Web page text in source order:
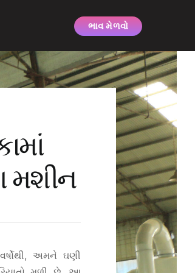
ભાવ મેળવો
મશીન
અમને ઘણી